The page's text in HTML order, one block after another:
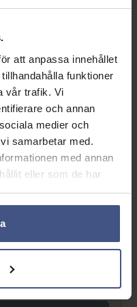
att anpassa innehållet
funktioner
vår trafik. Vi
och annan
medier och
samarbetar med.
med annan
eller som de har
tjänster.
1 guest
Next
Fr Sa Su
1 2
7 8 9
14 15 16
21 22 23
28 29 30